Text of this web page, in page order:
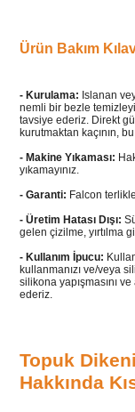
Ürün Bakım
- Kurulama: Islanan
nemli bir bezle
tavsiye ederiz. Direkt
kurutmaktan kaçının,
- Makine Yıkaması:
yıkamayınız.
- Garanti: Falcon
- Üretim Hatası Dışı:
gelen çizilme, yırtılma
- Kullanım İpucu:
kullanmanızı ve/veya
silikona yapışmasını
ederiz.
Topuk
Hakkında